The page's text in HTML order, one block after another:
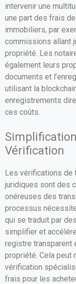
intervenir une
une part des frais
immobiliers, par
commissions allant
propriété. Les
également leurs
documents et
utilisant la
enregistrements
ces coûts.
Vérification
Les vérifications de
juridiques sont des
onéreuses des
processus
qui se traduit par
simplifier et
registre transparent
propriété. Cela peut
vérification
frais pour les